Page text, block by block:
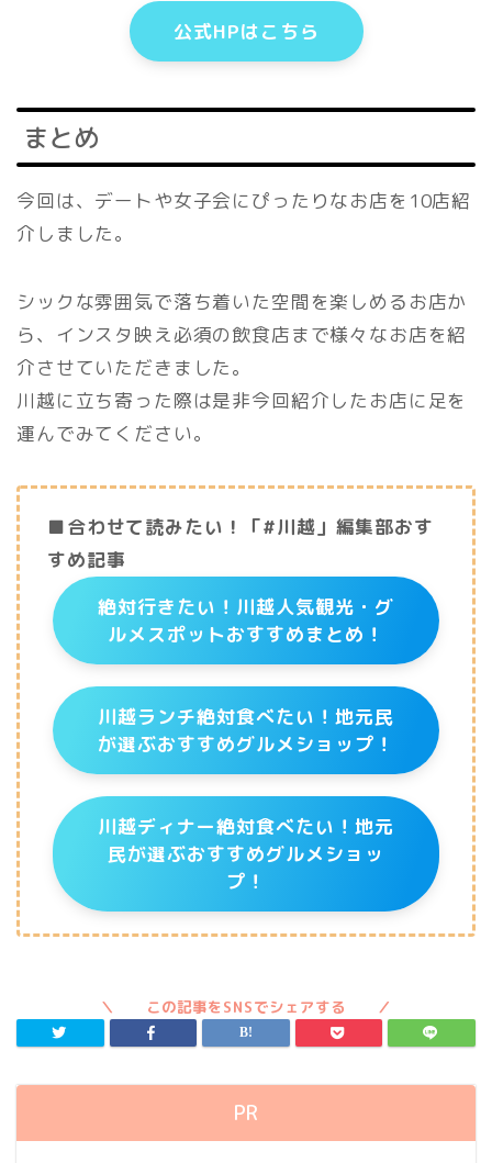
公式HPはこちら
まとめ
今回は、デートや女子会にぴったりなお店を10店紹
介しました。
シックな雰囲気で落ち着いた空間を楽しめるお店か
ら、インスタ映え必須の飲食店まで様々なお店を紹
介させていただきました。
川越に立ち寄った際は是非今回紹介したお店に足を
運んでみてください。
■合わせて読みたい！「#川越」編集部おす
すめ記事
絶対行きたい！川越人気観光・グ
ルメスポットおすすめまとめ！
川越ランチ絶対食べたい！地元民
が選ぶおすすめグルメショップ！
川越ディナー絶対食べたい！地元
民が選ぶおすすめグルメショッ
プ！
PR